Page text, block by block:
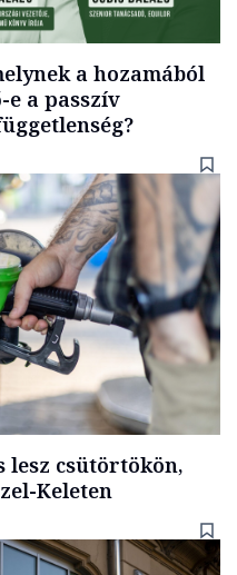
a hozamából
e a passzív
lesz csütörtökön,
Keleten